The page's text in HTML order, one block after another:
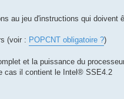
au jeu d'instructions qui doivent
(voir : POPCNT obligatoire ?)
et la puissance du
cas il contient le Intel® SSE4.2